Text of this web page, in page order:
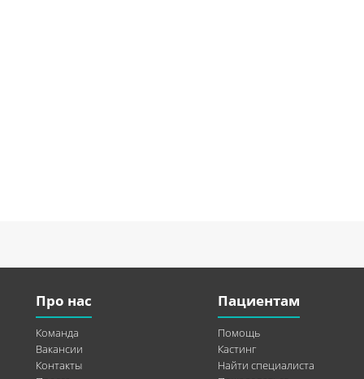
Про нас
Команда
Вакансии
Контакты
Пациентам
Помощь
Кастинг
Найти специалиста